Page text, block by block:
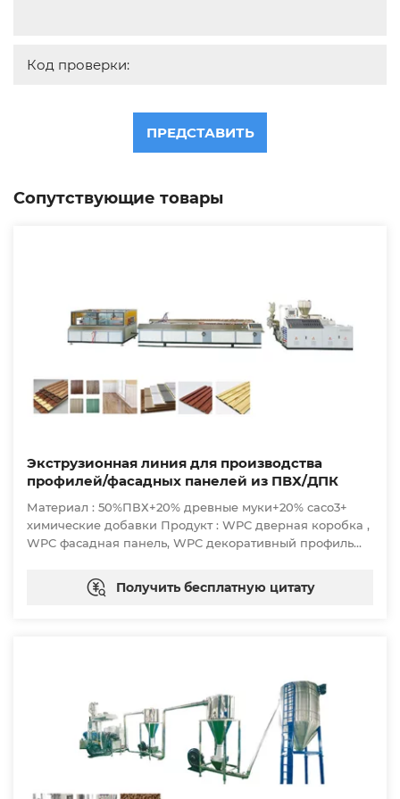
ПРЕДСТАВИТЬ
Сопутствующие товары
Экструзионная линия для производства
профилей/фасадных панелей из ПВХ/ДПК
Материал : 50%ПВХ+20% древные муки+20% caco3+
химические добавки Продукт : WPC дверная коробка ,
WPC фасадная панель, WPC декоративный профиль
Получить бесплатную цитату